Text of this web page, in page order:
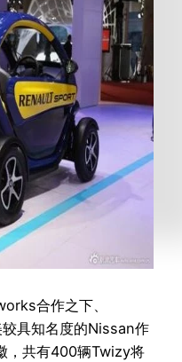
合作之下、
具知名度的Nissan作
，共有400辆Twizy将